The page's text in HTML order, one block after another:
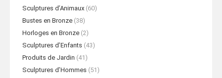
Sculptures d’Animaux (60)
Bustes en Bronze (38)
Horloges en Bronze (2)
Sculptures d’Enfants (43)
Produits de Jardin (41)
Sculptures d’Hommes (51)